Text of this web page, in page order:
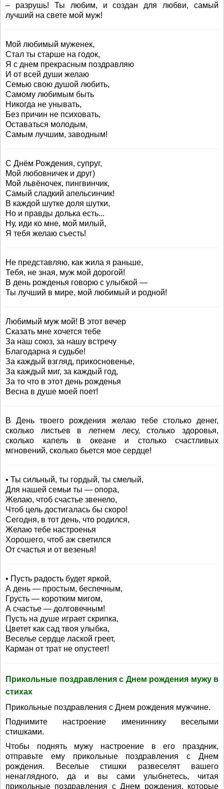
– разрушь! Ты любим, и создан для любви, самый
лучший на свете мой муж!
Мой любимый муженек,
Стал ты старше на годок,
Я с днем прекрасным поздравляю
И от всей души желаю
Семью свою душой любить,
Самому любимым быть
Никогда не унывать,
Без причин не психовать,
Оставаться молодым,
Самым лучшим, заводным!
С Днём Рождения, супруг,
Мой любовничек и друг)
Мой львёночек, пингвинчик,
Самый сладкий апельсинчик!
В каждой шутке доля шутки,
Но и правды долька есть...
Ну, иди ко мне, мой милый,
Я тебя желаю съесть!
Не представляю, как жила я раньше,
Тебя, не зная, муж мой дорогой!
В день рожденья говорю с улыбкой —
Ты лучший в мире, мой любимый и родной!
Любимый муж мой! В этот вечер
Сказать мне хочется тебе
За наш союз, за нашу встречу
Благодарна я судьбе!
За каждый взгляд, прикосновенье,
За каждый миг, за каждый год,
За то что в этот день рожденья
Весна в душе моей поет!
В День твоего рождения желаю тебе столько денег,
сколько листьев в летнем лесу, столько здоровья,
сколько капель в океане и столько счастливых
мгновений, сколько бьется мое сердце!
• Ты сильный, ты гордый, ты смелый,
Для нашей семьи ты — опора,
Желаю, чтоб счастье звенело,
Чтоб цель достигалась бы скоро!
Сегодня, в тот день, что родился,
Желаю тебе настроенья
Хорошего, чтоб аж светился
От счастья и от везенья!
• Пусть радость будет яркой,
А день — простым, беспечным,
Грусть — коротким мигом,
А счастье — долговечным!
Пусть на душе играет скрипка,
Цветет как сад твоя улыбка,
Веселье сердце лаской греет,
Карман от трат не опустеет!
Прикольные поздравления с Днем рождения мужу в
стихах
Прикольные поздравления с Днем рождения мужчине.
Поднимите настроение имениннику веселыми
стишками.
Чтобы поднять мужу настроение в его праздник,
отправьте ему прикольные поздравления с Днем
рождения. Веселые стишки развеселят вашего
ненаглядного, да и вы сами улыбнетесь, читая
прикольные поздравления с Днем рождения, которые